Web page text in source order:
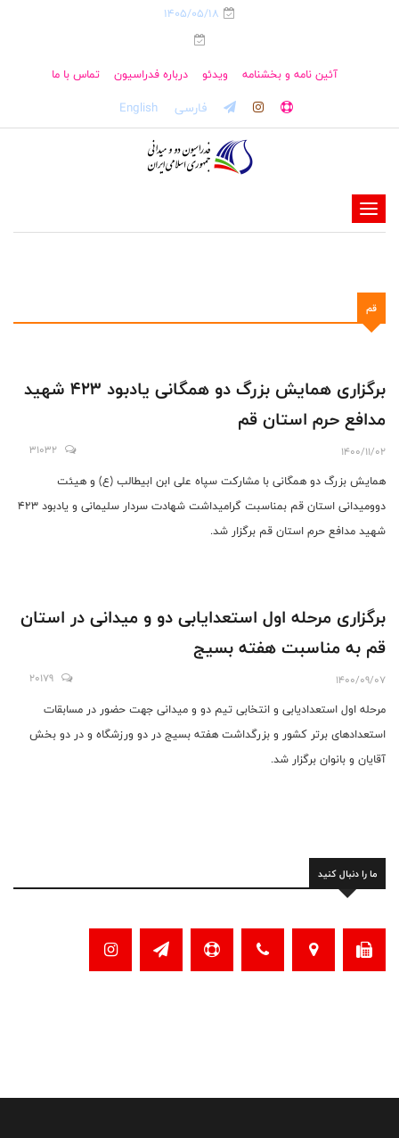
1405/05/18
آئین نامه و بخشنامه ویدئو درباره فدراسیون تماس با ما
فارسی English
-
-
-
-قم
برگزاری همایش بزرگ دو همگانی یادبود ۴۲۳ شهید
مدافع حرم استان قم
1400/11/02
31032
همایش بزرگ دو همگانی با مشارکت سپاه علی ابن ابیطالب (ع) و هیئت
دوومیدانی استان قم بمناسبت گرامیداشت شهادت سردار سلیمانی و یادبود ۴۲۳
شهید مدافع حرم استان قم برگزار شد.
برگزاری مرحله اول استعدایابی دو و میدانی در استان
قم به مناسبت هفته بسیج
1400/09/07
20179
مرحله اول استعدادیابی و انتخابی تیم دو و میدانی جهت حضور در مسابقات
استعدادهای برتر کشور و بزرگداشت هفته بسیج در دو ورزشگاه و در دو بخش
آقایان و بانوان برگزار شد.
ما را دنبال کنید